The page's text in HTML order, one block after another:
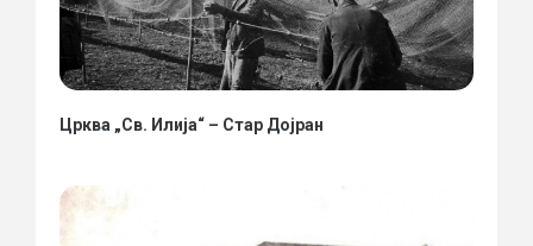
Црква „Св. Илија“ – Стар Дојран